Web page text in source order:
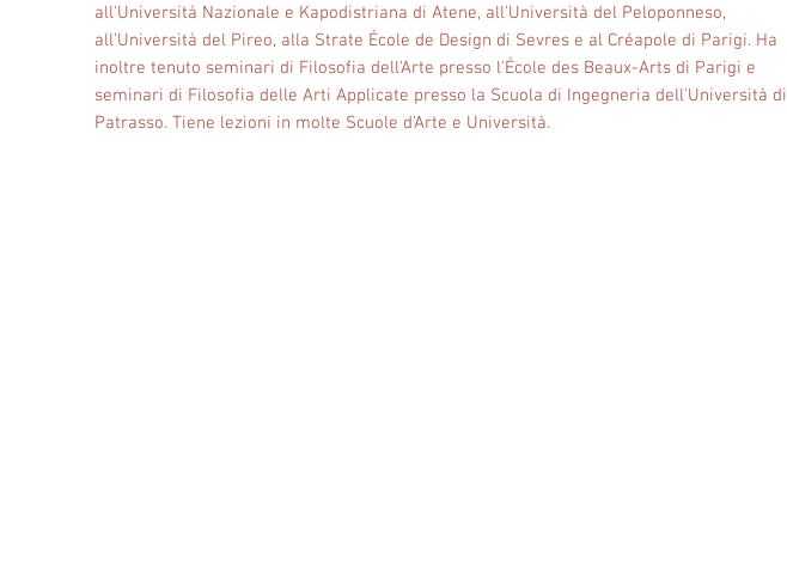
all'Università Nazionale e Kapodistriana di Atene, all'Università del Peloponneso,
all'Università del Pireo, alla Strate École de Design di Sevres e al Créapole di Parigi. Ha
inoltre tenuto seminari di Filosofia dell'Arte presso l'École des Beaux-Arts di Parigi e
seminari di Filosofia delle Arti Applicate presso la Scuola di Ingegneria dell'Università di
Patrasso. Tiene lezioni in molte Scuole d'Arte e Università.